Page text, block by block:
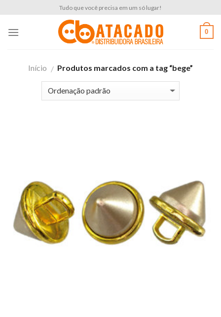
content
Tudo que você precisa em um só lugar!
0
Início / Produtos marcados com a tag “bege”